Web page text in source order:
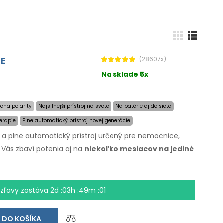
(28607x)
Na sklade 5x
polarity Najsilnejší prístroj na svete
Na batérie aj do siete
Plne automatický prístroj novej generácie
a plne automatický prístroj určený pre nemocnice,
zbaví potenia aj na niekoľko mesiacov na jediné
časti tela sa chcete zbaviť potenia
Vás. Revolučná pulzná technológia
pocitov a veľmi citlivo. Vďaka sieťovému adaptéru
sa už nikdy nestane, že by Vás zaskočili vybité
zostáva 2d :03h :49m :01
DO KOŠÍKA